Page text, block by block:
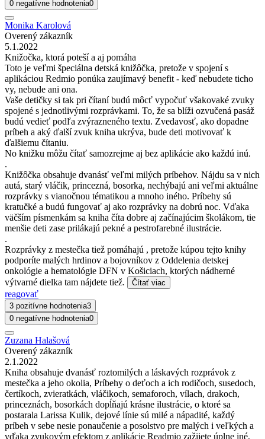
0 negatívne hodnotenia0
Monika Karolová
Overený zákazník
5.1.2022
Knižočka, ktorá poteší a aj pomáha
Toto je veľmi špeciálna detská knižôčka, pretože v spojení s
aplikáciou Redmio ponúka zaujímavý benefit - keď nebudete ticho
vy, nebude ani ona.
Vaše detičky si tak pri čítaní budú môcť vypočuť všakovaké zvuky
spojené s jednotlivými rozprávkami. To, že sa blíži ozvučená pasáž
budú vedieť podľa zvýrazneného textu. Zvedavosť, ako dopadne
príbeh a aký ďalší zvuk kniha ukrýva, bude deti motivovať k
ďalšiemu čítaniu.
No knižku môžu čítať samozrejme aj bez aplikácie ako každú inú.
.
Knižôčka obsahuje dvanásť veľmi milých príbehov. Nájdu sa v nich
autá, starý vláčik, princezná, bosorka, nechýbajú ani veľmi aktuálne
rozprávky s vianočnou tématikou a mnoho iného. Príbehy sú
kratučké a budú fungovať aj ako rozprávky na dobrú noc. Vďaka
väčším písmenkám sa kniha číta dobre aj začínajúcim školákom, tie
menšie deti zase prilákajú pekné a pestrofarebné ilustrácie.
.
Rozprávky z mestečka tiež pomáhajú , pretože kúpou tejto knihy
podporíte malých hrdinov a bojovníkov z Oddelenia detskej
onkológie a hematológie DFN v Košiciach, ktorých nádherné
výtvarné dielka tam nájdete tiež.
Čítať viac
reagovať
3 pozitívne hodnotenia3
0 negatívne hodnotenia0
Zuzana Halašová
Overený zákazník
2.1.2022
Kniha obsahuje dvanásť roztomilých a láskavých rozprávok z
mestečka a jeho okolia, Príbehy o deťoch a ich rodičoch, susedoch,
čertíkoch, zvieratkách, vláčikoch, semaforoch, vílach, drakoch,
princeznách, bosorkách dopĺňajú krásne ilustrácie, o ktoré sa
postarala Larissa Kulik, dejové línie sú milé a nápadité, každý
príbeh v sebe nesie ponaučenie a posolstvo pre malých i veľkých a
vďaka zvukovým efektom z aplikácie Readmio zažijete úplne iné,